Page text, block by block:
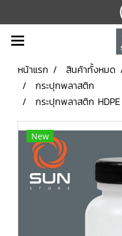
หน้าแรก สินค้าทั้งหมด
กระปุกพลาสติก
กระปุกพลาสติก
New